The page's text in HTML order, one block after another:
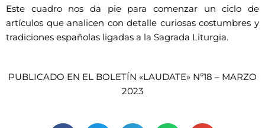
Este cuadro nos da pie para comenzar un ciclo de
artículos que analicen con detalle curiosas costumbres y
tradiciones españolas ligadas a la Sagrada Liturgia.
PUBLICADO EN EL BOLETÍN «LAUDATE» Nº18 – MARZO
2023